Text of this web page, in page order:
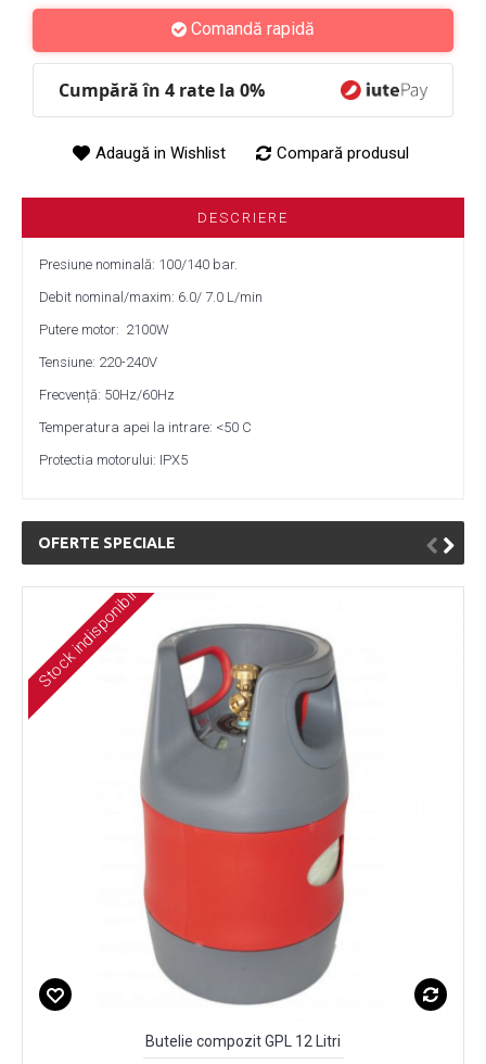
Comandă rapidă
Cumpără în 4 rate la 0%
Adaugă in Wishlist Compară produsul
DESCRIERE
Presiune nominală: 100/140 bar.
Debit nominal/maxim: 6.0/ 7.0 L/min
Putere motor: 2100W
Tensiune: 220-240V
Frecvență: 50Hz/60Hz
Temperatura apei la intrare: <50 C
Protectia motorului: IPX5
OFERTE SPECIALE
Stock indisponibil
Butelie compozit GPL 12 Litri